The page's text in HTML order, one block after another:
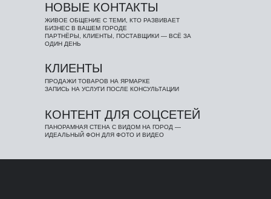
НОВЫЕ КОНТАКТЫ
ЖИВОЕ ОБЩЕНИЕ С ТЕМИ, КТО РАЗВИВАЕТ
БИЗНЕС В ВАШЕМ ГОРОДЕ
ПАРТНЁРЫ, КЛИЕНТЫ, ПОСТАВЩИКИ — ВСЁ ЗА
ОДИН ДЕНЬ
КЛИЕНТЫ
ПРОДАЖИ ТОВАРОВ НА ЯРМАРКЕ
ЗАПИСЬ НА УСЛУГИ ПОСЛЕ КОНСУЛЬТАЦИИ
КОНТЕНТ ДЛЯ СОЦСЕТЕЙ
ПАНОРАМНАЯ СТЕНА С ВИДОМ НА ГОРОД —
ИДЕАЛЬНЫЙ ФОН ДЛЯ ФОТО И ВИДЕО